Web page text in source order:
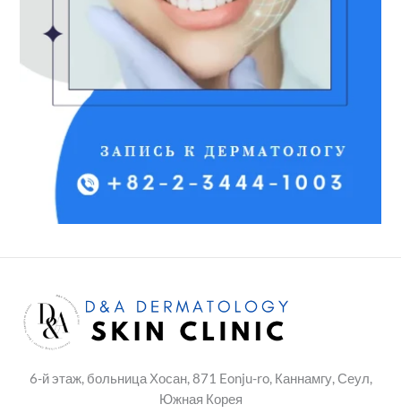
6-й этаж, больница Хосан, 871 Eonju-ro, Каннамгу, Сеул,
Южная Корея